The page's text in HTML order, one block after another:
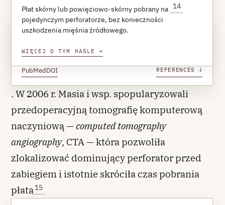
Płat skórny lub powięziowo-skórny pobrany na
pojedynczym perforatorze, bez konieczności
uszkodzenia mięśnia źródłowego.
WIĘCEJ O TYM HAŚLE→
pojedynczej szypule perforatorowej 14
REFERENCE 14
2003;112(5):1378-1383.
PubMedDOI REFERENCES ↓
. W 2006 r. Masia i wsp. spopularyzowali
przedoperacyjną tomografię komputerową
naczyniową —computed tomography
angiography, CTA — która pozwoliła
zlokalizować dominujący perforator przed
zabiegiem i istotnie skróciła czas pobrania
płata15